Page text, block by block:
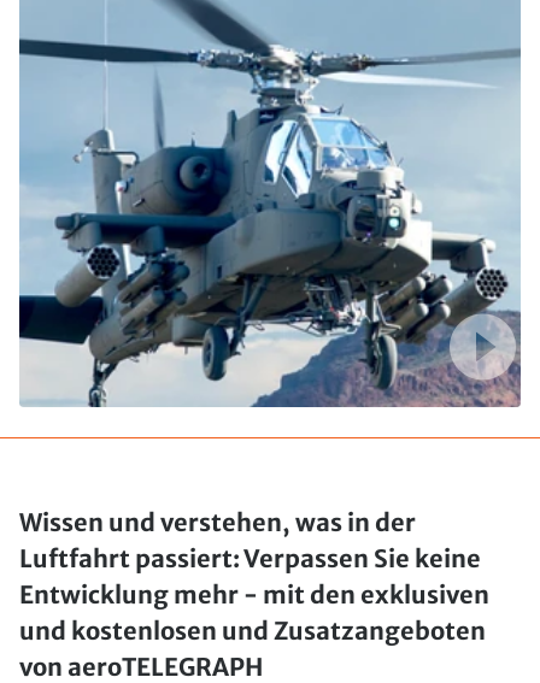
Wissen und verstehen, was in der
Luftfahrt passiert: Verpassen Sie keine
Entwicklung mehr - mit den exklusiven
und kostenlosen und Zusatzangeboten
von aeroTELEGRAPH